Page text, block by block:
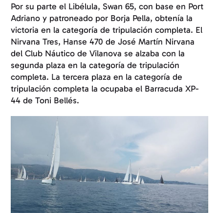
Por su parte el Libélula, Swan 65, con base en Port
Adriano y patroneado por Borja Pella, obtenía la
victoria en la categoría de tripulación completa. El
Nirvana Tres, Hanse 470 de José Martín Nirvana
del Club Náutico de Vilanova se alzaba con la
segunda plaza en la categoría de tripulación
completa. La tercera plaza en la categoría de
tripulación completa la ocupaba el Barracuda XP-
44 de Toni Bellés.